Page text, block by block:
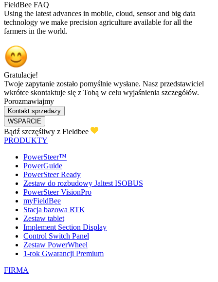
FieldBee FAQ
Using the latest advances in mobile, cloud, sensor and big data
technology we make precision agriculture available for all the
farmers in the world.
Gratulacje!
Twoje zapytanie zostało pomyślnie wysłane. Nasz przedstawiciel
wkrótce skontaktuje się z Tobą w celu wyjaśnienia szczegółów.
Porozmawiajmy
Kontakt sprzedaży
WSPARCIE
Bądź szczęśliwy z Fieldbee
PRODUKTY
PowerSteer™
PowerGuide
PowerSteer Ready
Zestaw do rozbudowy Jaltest ISOBUS
PowerSteer VisionPro
myFieldBee
Stacja bazowa RTK
Zestaw tablet
Implement Section Display
Control Switch Panel
Zestaw PowerWheel
1-rok Gwarancji Premium
FIRMA